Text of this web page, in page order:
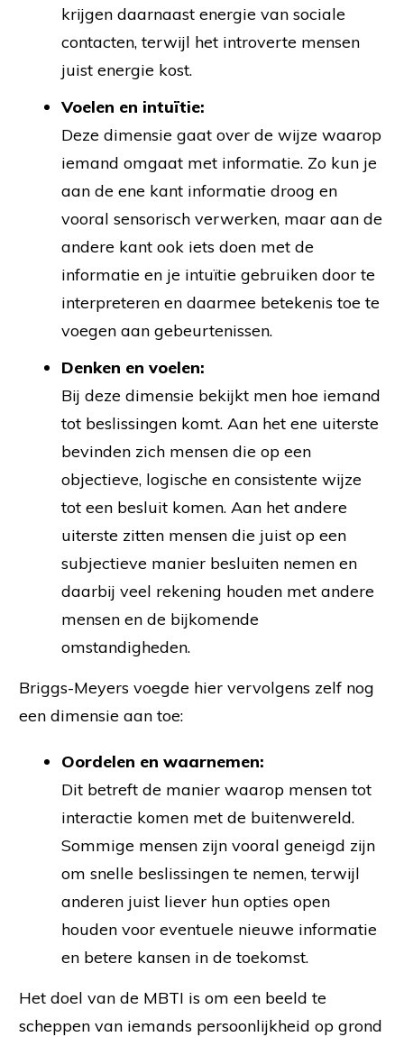
krijgen daarnaast energie van sociale
contacten, terwijl het introverte mensen
juist energie kost.
Voelen en intuïtie:
Deze dimensie gaat over de wijze waarop
iemand omgaat met informatie. Zo kun je
aan de ene kant informatie droog en
vooral sensorisch verwerken, maar aan de
andere kant ook iets doen met de
informatie en je intuïtie gebruiken door te
interpreteren en daarmee betekenis toe te
voegen aan gebeurtenissen.
Denken en voelen:
Bij deze dimensie bekijkt men hoe iemand
tot beslissingen komt. Aan het ene uiterste
bevinden zich mensen die op een
objectieve, logische en consistente wijze
tot een besluit komen. Aan het andere
uiterste zitten mensen die juist op een
subjectieve manier besluiten nemen en
daarbij veel rekening houden met andere
mensen en de bijkomende
omstandigheden.
Briggs-Meyers voegde hier vervolgens zelf nog
een dimensie aan toe:
Oordelen en waarnemen:
Dit betreft de manier waarop mensen tot
interactie komen met de buitenwereld.
Sommige mensen zijn vooral geneigd zijn
om snelle beslissingen te nemen, terwijl
anderen juist liever hun opties open
houden voor eventuele nieuwe informatie
en betere kansen in de toekomst.
Het doel van de MBTI is om een beeld te
scheppen van iemands persoonlijkheid op grond